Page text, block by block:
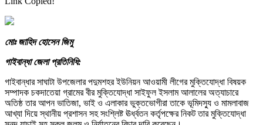
মোঃ জাহিদ হোসেন জিমু
গাইবান্ধা জেলা প্রতিনিধি:
গাইবান্ধার সাঘাটা উপজেলার পদুমশহর ইউনিয়ন আওয়ামী লীগের মুক্তিযোদ্ধা বিষয়ক
সম্পাদক চকদাতেয়া গ্রামের বীর মুক্তিযোদ্ধা সাইফুল ইসলাম আলালের অত্যাচারে
অতিষ্ঠ তার আপন ভাতিজা, ভাই ও এলাকার ভুক্তভোগীরা তাকে ভূমিদস্যু ও মামলাবাজ
আখ্যা দিয়ে স্থানীয় প্রশাসন সহ সংশ্লিষ্ট ঊর্ধ্বতন কর্তৃপক্ষের নিকট তার মুক্তিযোদ্ধা